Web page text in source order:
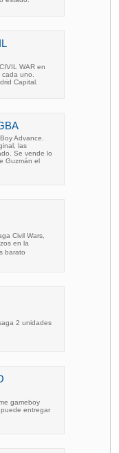
WAR en
cada uno.
Capital.
Advance.
las
Se vende lo
Guzmán el
Civil Wars,
en la
barato
2 unidades
gameboy
entregar